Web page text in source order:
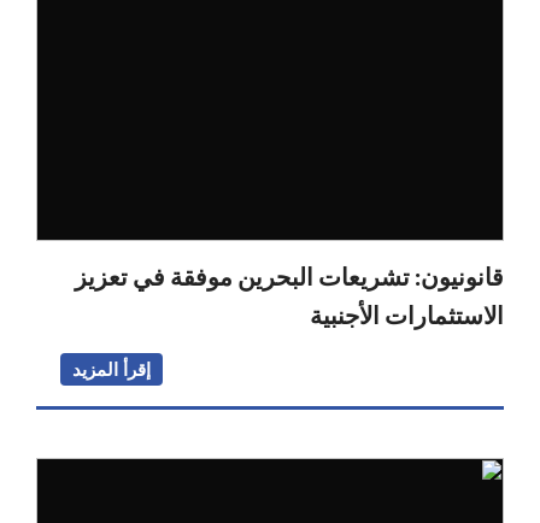
قانونيون: تشريعات البحرين موفقة في تعزيز
الاستثمارات الأجنبية
إقرأ المزيد